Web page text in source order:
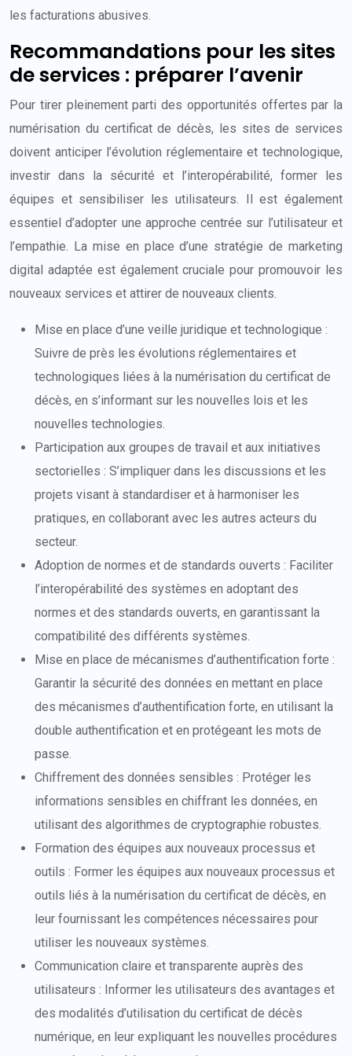
les facturations abusives.
Recommandations pour les sites
de services : préparer l’avenir
Pour tirer pleinement parti des opportunités offertes par la
numérisation du certificat de décès, les sites de services
doivent anticiper l’évolution réglementaire et technologique,
investir dans la sécurité et l’interopérabilité, former les
équipes et sensibiliser les utilisateurs. Il est également
essentiel d’adopter une approche centrée sur l’utilisateur et
l’empathie. La mise en place d’une stratégie de marketing
digital adaptée est également cruciale pour promouvoir les
nouveaux services et attirer de nouveaux clients.
Mise en place d’une veille juridique et technologique :
Suivre de près les évolutions réglementaires et
technologiques liées à la numérisation du certificat de
décès, en s’informant sur les nouvelles lois et les
nouvelles technologies.
Participation aux groupes de travail et aux initiatives
sectorielles : S’impliquer dans les discussions et les
projets visant à standardiser et à harmoniser les
pratiques, en collaborant avec les autres acteurs du
secteur.
Adoption de normes et de standards ouverts : Faciliter
l’interopérabilité des systèmes en adoptant des
normes et des standards ouverts, en garantissant la
compatibilité des différents systèmes.
Mise en place de mécanismes d’authentification forte :
Garantir la sécurité des données en mettant en place
des mécanismes d’authentification forte, en utilisant la
double authentification et en protégeant les mots de
passe.
Chiffrement des données sensibles : Protéger les
informations sensibles en chiffrant les données, en
utilisant des algorithmes de cryptographie robustes.
Formation des équipes aux nouveaux processus et
outils : Former les équipes aux nouveaux processus et
outils liés à la numérisation du certificat de décès, en
leur fournissant les compétences nécessaires pour
utiliser les nouveaux systèmes.
Communication claire et transparente auprès des
utilisateurs : Informer les utilisateurs des avantages et
des modalités d’utilisation du certificat de décès
numérique, en leur expliquant les nouvelles procédures